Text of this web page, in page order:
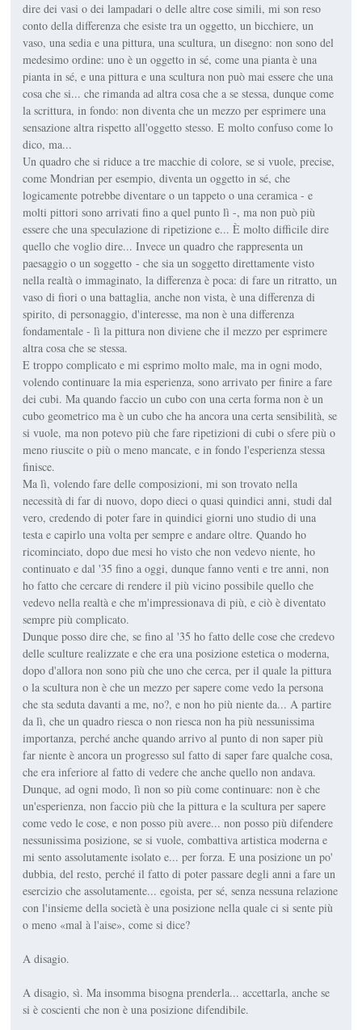
dire dei vasi o dei lampadari o delle altre cose simili, mi son reso
conto della differenza che esiste tra un oggetto, un bicchiere, un
vaso, una sedia e una pittura, una scultura, un disegno: non sono del
medesimo ordine: uno è un oggetto in sé, come una pianta è una
pianta in sé, e una pittura e una scultura non può mai essere che una
cosa che si... che rimanda ad altra cosa che a se stessa, dunque come
la scrittura, in fondo: non diventa che un mezzo per esprimere una
sensazione altra rispetto all'oggetto stesso. E molto confuso come lo
dico, ma...
Un quadro che si riduce a tre macchie di colore, se si vuole, precise,
come Mondrian per esempio, diventa un oggetto in sé, che
logicamente potrebbe diventare o un tappeto o una ceramica - e
molti pittori sono arrivati fino a quel punto lì -, ma non può più
essere che una speculazione di ripetizione e... È molto difficile dire
quello che voglio dire... Invece un quadro che rappresenta un
paesaggio o un soggetto - che sia un soggetto direttamente visto
nella realtà o immaginato, la differenza è poca: di fare un ritratto, un
vaso di fiori o una battaglia, anche non vista, è una differenza di
spirito, di personaggio, d'interesse, ma non è una differenza
fondamentale - lì la pittura non diviene che il mezzo per esprimere
altra cosa che se stessa.
E troppo complicato e mi esprimo molto male, ma in ogni modo,
volendo continuare la mia esperienza, sono arrivato per finire a fare
dei cubi. Ma quando faccio un cubo con una certa forma non è un
cubo geometrico ma è un cubo che ha ancora una certa sensibilità, se
si vuole, ma non potevo più che fare ripetizioni di cubi o sfere più o
meno riuscite o più o meno mancate, e in fondo l'esperienza stessa
finisce.
Ma lì, volendo fare delle composizioni, mi son trovato nella
necessità di far di nuovo, dopo dieci o quasi quindici anni, studi dal
vero, credendo di poter fare in quindici giorni uno studio di una
testa e capirlo una volta per sempre e andare oltre. Quando ho
ricominciato, dopo due mesi ho visto che non vedevo niente, ho
continuato e dal '35 fino a oggi, dunque fanno venti e tre anni, non
ho fatto che cercare di rendere il più vicino possibile quello che
vedevo nella realtà e che m'impressionava di più, e ciò è diventato
sempre più complicato.
Dunque posso dire che, se fino al '35 ho fatto delle cose che credevo
delle sculture realizzate e che era una posizione estetica o moderna,
dopo d'allora non sono più che uno che cerca, per il quale la pittura
o la scultura non è che un mezzo per sapere come vedo la persona
che sta seduta davanti a me, no?, e non ho più niente da... A partire
da lì, che un quadro riesca o non riesca non ha più nessunissima
importanza, perché anche quando arrivo al punto di non saper più
far niente è ancora un progresso sul fatto di saper fare qualche cosa,
che era inferiore al fatto di vedere che anche quello non andava.
Dunque, ad ogni modo, lì non so più come continuare: non è che
un'esperienza, non faccio più che la pittura e la scultura per sapere
come vedo le cose, e non posso più avere... non posso più difendere
nessunissima posizione, se si vuole, combattiva artistica moderna e
mi sento assolutamente isolato e... per forza. E una posizione un po'
dubbia, del resto, perché il fatto di poter passare degli anni a fare un
esercizio che assolutamente... egoista, per sé, senza nessuna relazione
con l'insieme della società è una posizione nella quale ci si sente più
o meno «mal à l'aise», come si dice?
A disagio.
A disagio, sì. Ma insomma bisogna prenderla... accettarla, anche se
si è coscienti che non è una posizione difendibile.